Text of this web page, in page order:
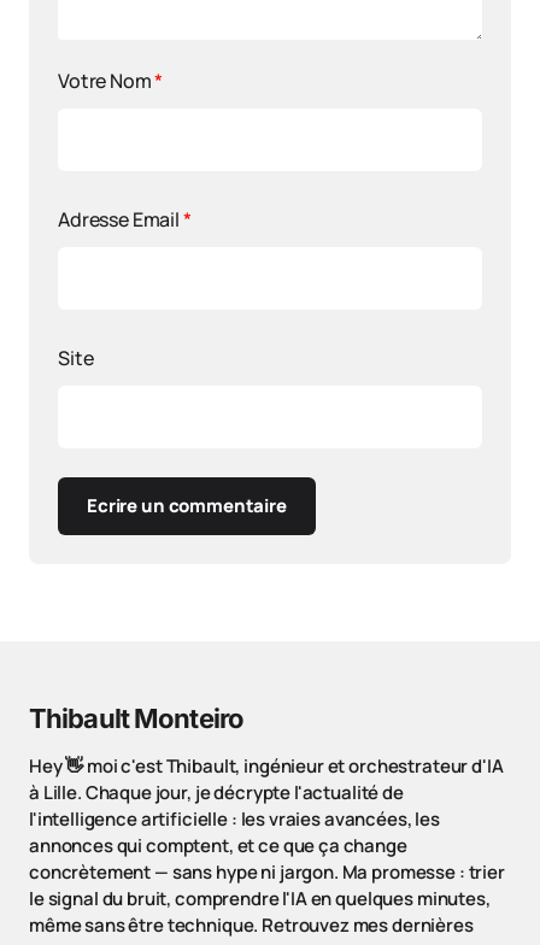
Votre Nom*
Adresse Email*
Site
Ecrire un commentaire
Thibault Monteiro
Hey 👋 moi c'est Thibault, ingénieur et orchestrateur d'IA
à Lille. Chaque jour, je décrypte l'actualité de
l'intelligence artificielle : les vraies avancées, les
annonces qui comptent, et ce que ça change
concrètement — sans hype ni jargon. Ma promesse : trier
le signal du bruit, comprendre l'IA en quelques minutes,
même sans être technique. Retrouvez mes dernières